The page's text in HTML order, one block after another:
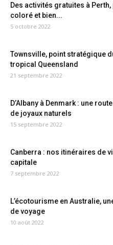
Des activités gratuites à Perth,
coloré et bien...
5 octobre 2022
Townsville, point stratégique
tropical Queensland
21 septembre 2022
D’Albany à Denmark : une
de joyaux naturels
15 septembre 2022
Canberra : nos itinéraires de
capitale
7 septembre 2022
L’écotourisme en Australie,
de voyage
10 août 2022